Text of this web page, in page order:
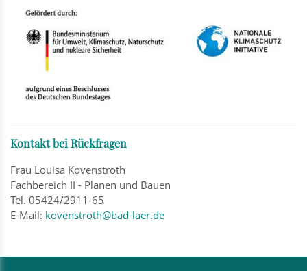
Kontakt bei Rückfragen
Frau Louisa Kovenstroth
Fachbereich II - Planen und Bauen
Tel. 05424/2911-65
E-Mail: kovenstroth@bad-laer.de